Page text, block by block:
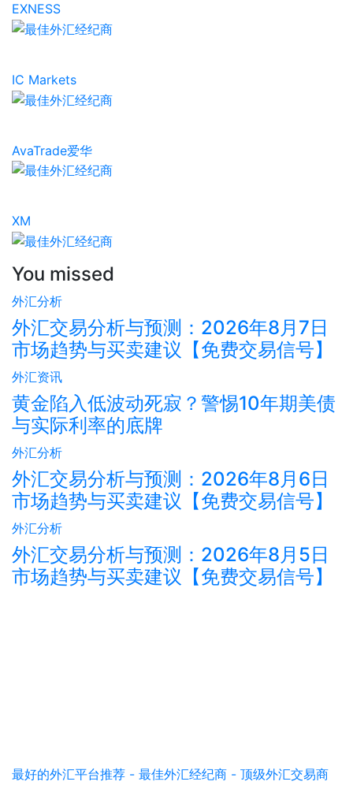
EXNESS
IC Markets
AvaTrade爱华
XM
You missed
外汇分析
外汇交易分析与预测：2026年8月7日
市场趋势与买卖建议【免费交易信号】
外汇资讯
黄金陷入低波动死寂？警惕10年期美债
与实际利率的底牌
外汇分析
外汇交易分析与预测：2026年8月6日
市场趋势与买卖建议【免费交易信号】
外汇分析
外汇交易分析与预测：2026年8月5日
市场趋势与买卖建议【免费交易信号】
最好的外汇平台推荐 - 最佳外汇经纪商 - 顶级外汇交易商